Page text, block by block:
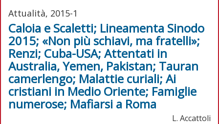
Attualità, 2015-1
Caloia e Scaletti; Lineamenta Sinodo
2015; «Non più schiavi, ma fratelli»;
Renzi; Cuba-USA; Attentati in
Australia, Yemen, Pakistan; Tauran
camerlengo; Malattie curiali; Ai
cristiani in Medio Oriente; Famiglie
numerose; Mafiarsi a Roma
L. Accattoli